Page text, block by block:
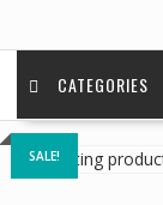
CATEGORIES
SALE!